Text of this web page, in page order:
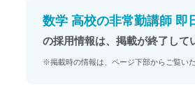
数学 高校の非常勤講師 即
の採用情報は、掲載が終了して
※掲載時の情報は、ページ下部からご覧いた